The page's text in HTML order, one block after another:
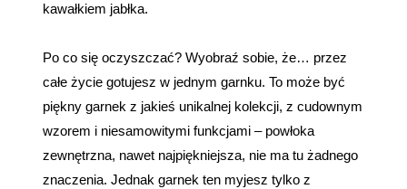
kawałkiem jabłka.
Po co się oczyszczać? Wyobraź sobie, że… przez
całe życie gotujesz w jednym garnku. To może być
piękny garnek z jakieś unikalnej kolekcji, z cudownym
wzorem i niesamowitymi funkcjami – powłoka
zewnętrzna, nawet najpiękniejsza, nie ma tu żadnego
znaczenia. Jednak garnek ten myjesz tylko z